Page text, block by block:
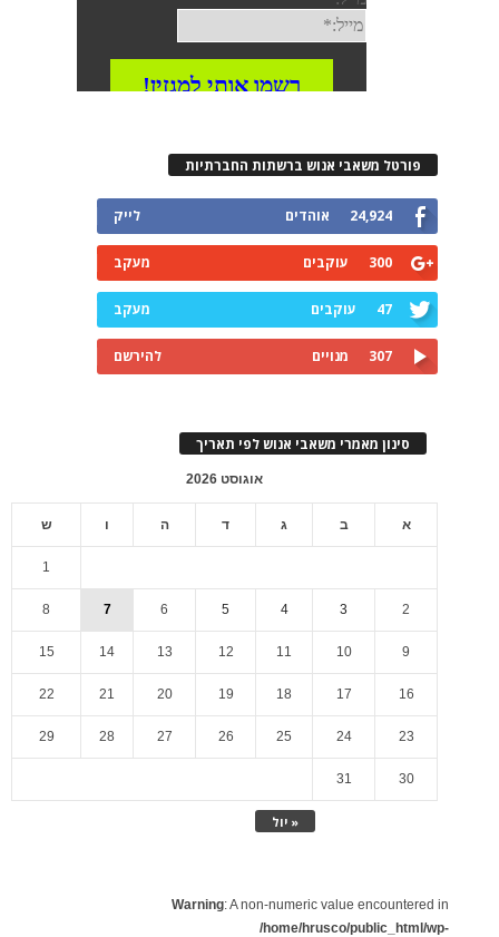
פורטל משאבי אנוש ברשתות החברתיות
24,924 אוהדים לייק
300 עוקבים מעקב
47 עוקבים מעקב
307 מנויים להירשם
סינון מאמרי משאבי אנוש לפי תאריך
אוגוסט 2026
א ב ג ד ה ו ש
« יול
1
2
3
4
5
6
7
8
9
10
11
12
13
14
15
16
17
18
19
20
21
22
23
24
25
26
27
28
29
30
31
Warning: A non-numeric value encountered in
/home/hrusco/public_html/wp-